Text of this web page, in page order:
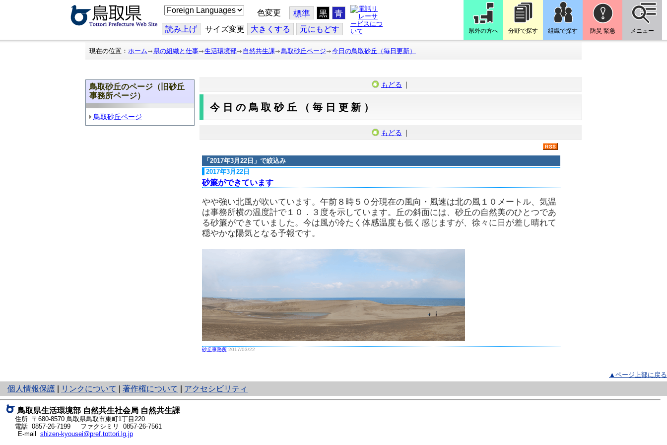
こ
の
ジ
を
翻
色変更 標準 黒 青
読み上げ サイズ変更 大きくする 元にもどす 県外の方へ 分野で探す 組織で探す 防災 緊急 メニュー
現在の位置： ホーム 県の組織と仕事 生活環境部 自然共生課 鳥取砂丘ページ 今日の鳥取砂丘（毎日更新）
鳥取砂丘のページ（旧砂丘
事務所ページ）
鳥取砂丘ページ
もどる ｜
今日の鳥取砂丘（毎日更新）
もどる ｜
「 2017年3月22日 」で絞込み
2017年3月22日
砂簾ができています
やや強い北風が吹いています。午前８時５０分現在の風向・風速は北の風１０メートル、気温
は事務所横の温度計で１０．３度を示しています。丘の斜面には、砂丘の自然美のひとつであ
る砂簾ができていました。今は風が冷たく体感温度も低く感じますが、徐々に日が差し晴れて
穏やかな陽気となる予報です。
砂丘事務所 2017/03/22
▲ページ上部に戻る
個人情報保護
と
り
ネ
ッ
ト
へ
リンクについて 著作権について アクセシビリティ
鳥取県生活環境部 自然共生社会局 自然共生課
住所 〒680-8570 鳥取県鳥取市東町1丁目220
電話 0857-26-7199
ファクシミリ 0857-26-7561
E-mail shizen-kyousei@pref.tottori.lg.jp